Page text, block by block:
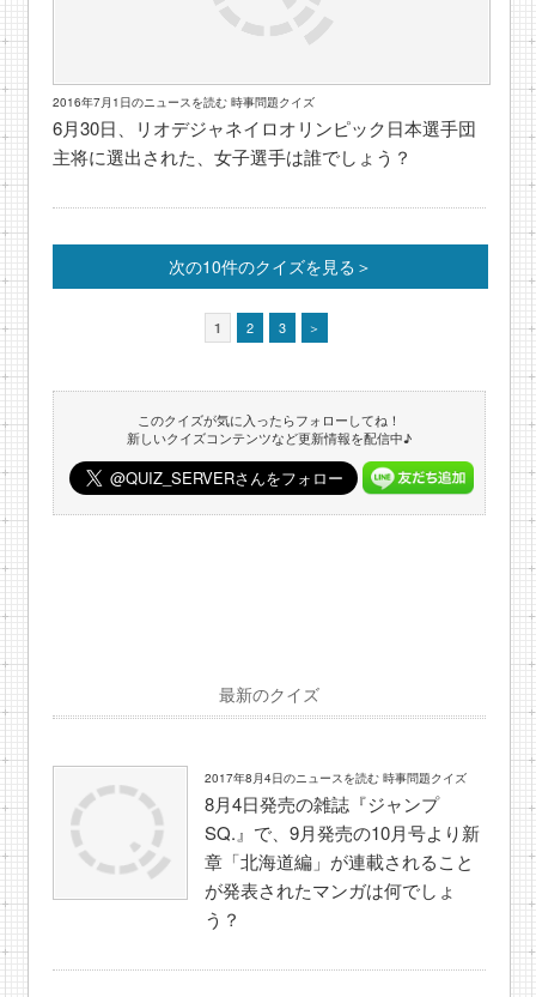
2016年7月1日のニュースを読む 時事問題クイズ
6月30日、リオデジャネイロオリンピック日本選手団
主将に選出された、女子選手は誰でしょう？
次の10件のクイズを見る＞
1 2 3 ＞
このクイズが気に入ったらフォローしてね！
新しいクイズコンテンツなど更新情報を配信中♪
最新のクイズ
2017年8月4日のニュースを読む 時事問題クイズ
8月4日発売の雑誌『ジャンプ
SQ.』で、9月発売の10月号より新
章「北海道編」が連載されること
が発表されたマンガは何でしょ
う？